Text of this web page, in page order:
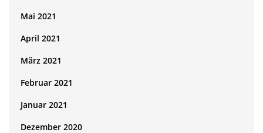
Mai 2021
April 2021
März 2021
Februar 2021
Januar 2021
Dezember 2020